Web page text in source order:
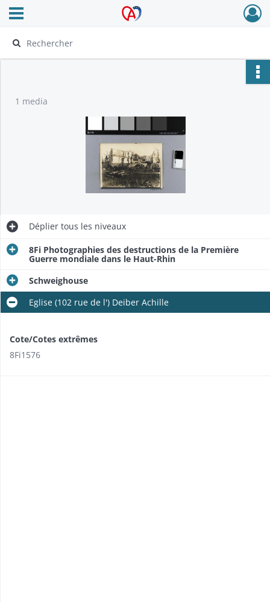
Archives Alsace - Colmar
Ouvrir le menu déroulant
1 media
Déplier tous les niveaux
8Fi Photographies des destructions de la Première
Guerre mondiale dans le Haut-Rhin
Schweighouse
Eglise (102 rue de l') Deiber Achille
Cote/Cotes extrêmes
8Fi1576